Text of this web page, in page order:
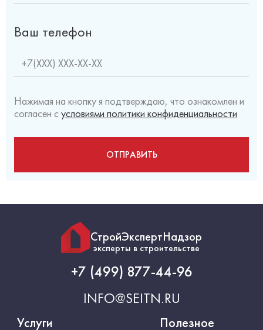
Ваш телефон
Нажимая на кнопку я подтверждаю, что ознакомлен и
согласен сусловиями политики конфиденциальности
СтройЭкспертНадзор
эксперты в строительстве
+7 (499) 877-44-96
INFO@SEITN.RU
Услуги Полезное